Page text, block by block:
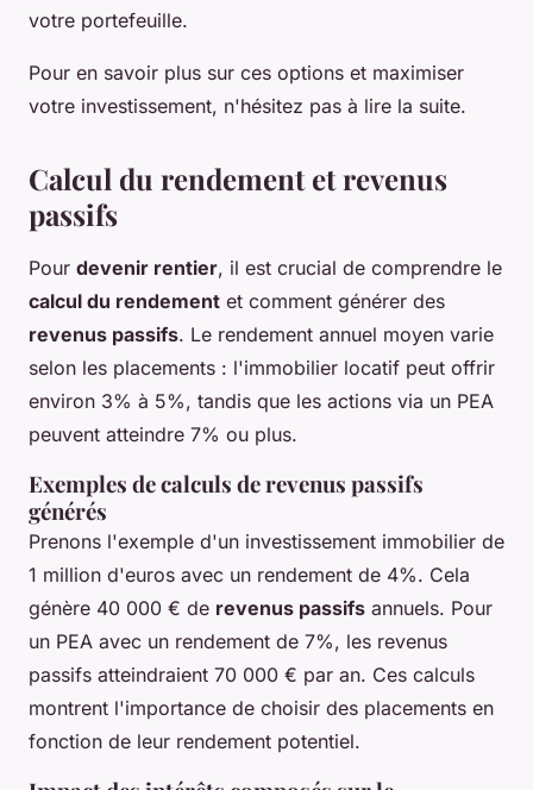
votre portefeuille.
Pour en savoir plus sur ces options et maximiser
votre investissement, n'hésitez pas à lire la suite.
Calcul du rendement et revenus
passifs
Pour devenir rentier, il est crucial de comprendre le
calcul du rendement et comment générer des
revenus passifs. Le rendement annuel moyen varie
selon les placements : l'immobilier locatif peut offrir
environ 3% à 5%, tandis que les actions via un PEA
peuvent atteindre 7% ou plus.
Exemples de calculs de revenus passifs
générés
Prenons l'exemple d'un investissement immobilier de
1 million d'euros avec un rendement de 4%. Cela
génère 40 000 € de revenus passifs annuels. Pour
un PEA avec un rendement de 7%, les revenus
passifs atteindraient 70 000 € par an. Ces calculs
montrent l'importance de choisir des placements en
fonction de leur rendement potentiel.